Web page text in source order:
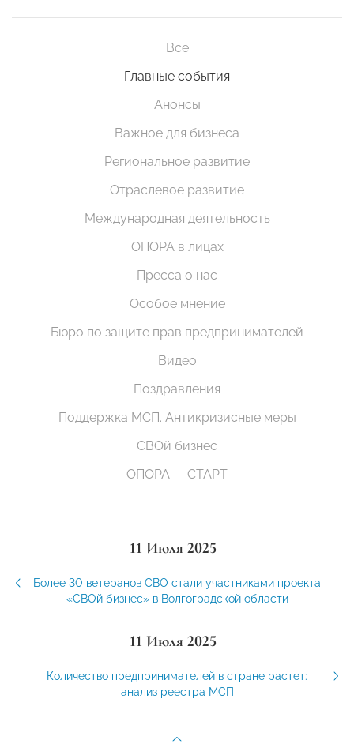
Все
Главные события
Анонсы
Важное для бизнеса
Региональное развитие
Отраслевое развитие
Международная деятельность
ОПОРА в лицах
Пресса о нас
Особое мнение
Бюро по защите прав предпринимателей
Видео
Поздравления
Поддержка МСП. Антикризисные меры
СВОй бизнес
ОПОРА — СТАРТ
11 Июля 2025
Более 30 ветеранов СВО стали участниками проекта
«СВОй бизнес» в Волгоградской области
11 Июля 2025
Количество предпринимателей в стране растет:
анализ реестра МСП